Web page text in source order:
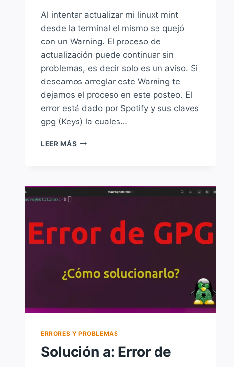
Al intentar actualizar mi linuxt mint
desde la terminal el mismo se quejó
con un Warning. El proceso de
actualización puede continuar sin
problemas, es decir solo es un aviso. Si
deseamos arreglar este Warning te
dejamos el proceso en este posteo. El
error está dado por Spotify y sus claves
gpg (Keys) la cuales…
LEER MÁS VIDEO
TRUSTED.GPG
KEYRING»
INTENTAR
ACTUALIZAR
LINUXMINT
ERRORES Y PROBLEMAS
Solución a: Error de